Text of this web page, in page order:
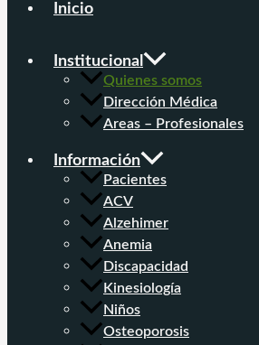
Inicio
Institucional
Quienes somos
Dirección Médica
Areas – Profesionales
Información
Pacientes
ACV
Alzehimer
Anemia
Discapacidad
Kinesiología
Niños
Osteoporosis